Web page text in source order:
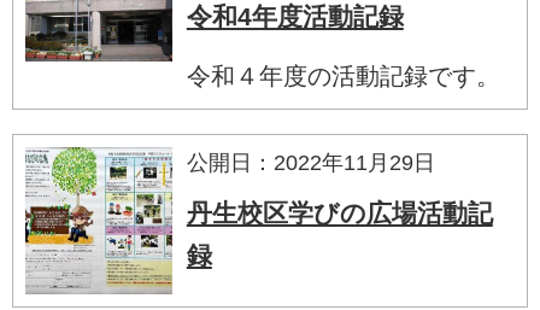
令和4年度活動記録
令和４年度の活動記録です。
公開日：2022年11月29日
丹生校区学びの広場活動記
録